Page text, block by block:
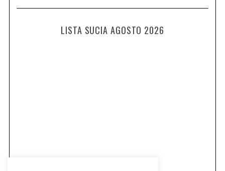
LISTA SUCIA AGOSTO 2026